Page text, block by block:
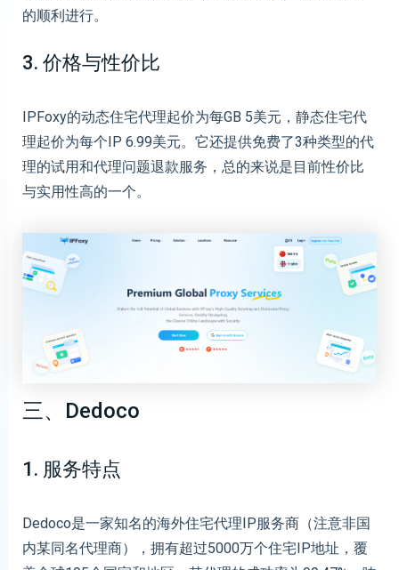
的顺利进行。
3. 价格与性价比
IPFoxy的动态住宅代理起价为每GB 5美元，静态住宅代
理起价为每个IP 6.99美元。它还提供免费了3种类型的代
理的试用和代理问题退款服务，总的来说是目前性价比
与实用性高的一个。
三、Dedoco
1. 服务特点
Dedoco是一家知名的海外住宅代理IP服务商（注意非国
内某同名代理商），拥有超过5000万个住宅IP地址，覆